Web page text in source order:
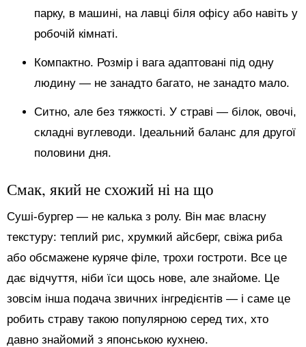
парку, в машині, на лавці біля офісу або навіть у
робочій кімнаті.
Компактно. Розмір і вага адаптовані під одну
людину — не занадто багато, не занадто мало.
Ситно, але без тяжкості. У страві — білок, овочі,
складні вуглеводи. Ідеальний баланс для другої
половини дня.
Смак, який не схожий ні на що
Суші-бургер — не калька з ролу. Він має власну
текстуру: теплий рис, хрумкий айсберг, свіжа риба
або обсмажене куряче філе, трохи гостроти. Все це
дає відчуття, ніби їси щось нове, але знайоме. Це
зовсім інша подача звичних інгредієнтів — і саме це
робить страву такою популярною серед тих, хто
давно знайомий з японською кухнею.